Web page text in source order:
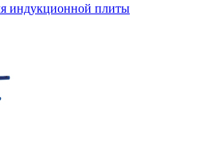
индукционной плиты